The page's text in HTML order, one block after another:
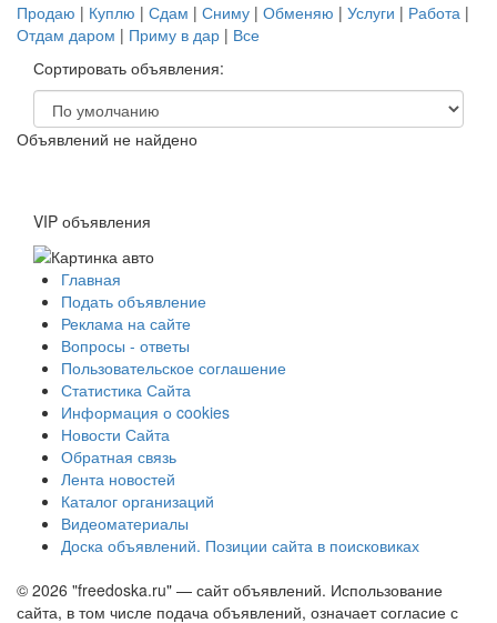
Продаю | Куплю | Сдам | Сниму | Обменяю | Услуги | Работа |
Отдам даром | Приму в дар | Все
Сортировать объявления:
Объявлений не найдено
VIP объявления
Главная
Подать объявление
Реклама на сайте
Вопросы - ответы
Пользовательское соглашение
Статистика Сайта
Информация о cookies
Новости Сайта
Обратная связь
Лента новостей
Каталог организаций
Видеоматериалы
Доска объявлений. Позиции сайта в поисковиках
© 2026 "freedoska.ru" — сайт объявлений. Использование
сайта, в том числе подача объявлений, означает согласие с